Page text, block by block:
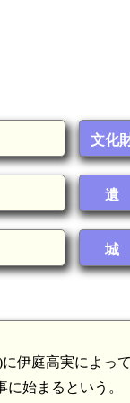
文化
遺
城
伊庭高実によっ
始まるという。